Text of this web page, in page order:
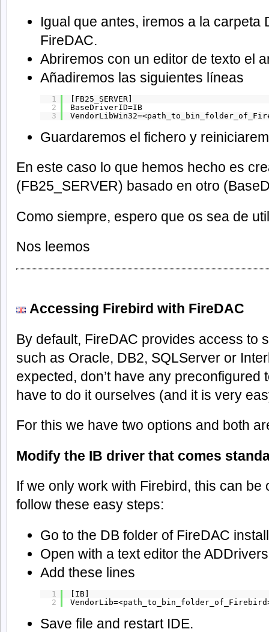
Igual que antes, iremos a la carpeta
FireDAC.
Abriremos con un editor de texto el
Añadiremos las siguientes líneas
1
2
3
[FB25_SERVER]
BaseDriverID=IB
Guardaremos el fichero y
En este caso lo que hemos hecho es
(FB25_SERVER) basado en otro
Como siempre, espero que os sea de
Nos leemos
Accessing Firebird with FireDAC
By default, FireDAC provides access to
such as Oracle, DB2, SQLServer or
expected, don’t have any preconfigured
have to do it ourselves (and it is very
For this we have two options and both
Modify the IB driver that comes
If we only work with Firebird, this can be
follow these easy steps:
Go to the DB folder of FireDAC
Open with a text editor the
Add these lines
1
2
[IB]
Save file and restart IDE.